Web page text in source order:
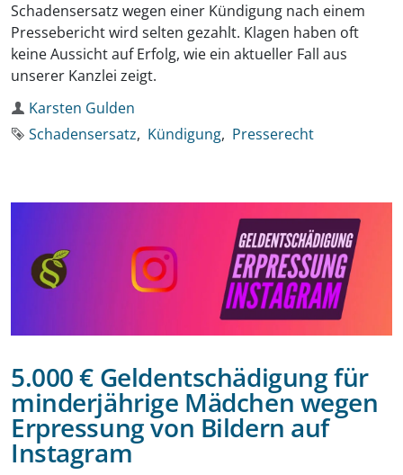
Schadensersatz wegen einer Kündigung nach einem
Pressebericht wird selten gezahlt. Klagen haben oft
keine Aussicht auf Erfolg, wie ein aktueller Fall aus
unserer Kanzlei zeigt.
Autor
Karsten Gulden
Schlagworte
Schadensersatz Kündigung Presserecht
5.000 € Geldentschädigung für
minderjährige Mädchen wegen
Erpressung von Bildern auf
Instagram